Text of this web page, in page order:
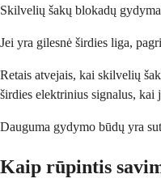
Skilvelių šakų blokadų
Jei yra gilesnė širdies liga,
Retais atvejais, kai skilvelių
širdies elektrinius signalus, kai
Dauguma gydymo būdų yra
Kaip rūpintis